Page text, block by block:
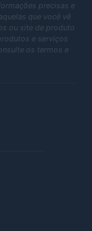
precisas e
que você vê
ou site de produto
e serviços
os termos e